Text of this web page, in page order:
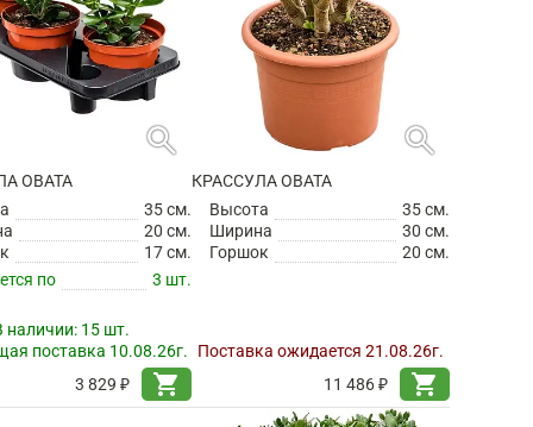
search
ОВАТА
35 см.
20 см.
17 см.
по
3 шт.
наличии: 15 шт.
поставка 10.08.26г.
3 829 ₽
shopping_cart
search
КРАССУЛА ОВАТА
Высота
35 см.
Ширина
30 см.
Горшок
20 см.
Поставка ожидается 21.08.26г.
11 486 ₽
shopping_cart